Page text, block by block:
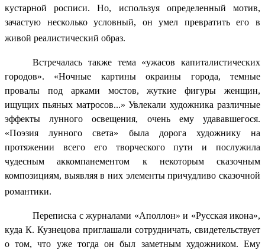
кустарной росписи. Но, используя определенный мотив,
зачастую несколько условный, он умел превратить его в
живой реалистический образ.
Встречалась также тема «ужасов капиталистических
городов». «Ночные картины окраины города, темные
провалы под арками мостов, жуткие фигуры женщин,
ищущих пьяных матросов...» Увлекали художника различные
эффекты лунного освещения, очень ему удававшегося.
«Поэзия лунного света» была дорога художнику на
протяжении всего его творческого пути и послужила
чудесным аккомпанементом к некоторым сказочным
композициям, выявляя в них элементы причудливо сказочной
романтики.
Переписка с журналами «Аполлон» и «Русская икона»,
куда К. Кузнецова приглашали сотрудничать, свидетельствует
о том, что уже тогда он был заметным художником. Ему